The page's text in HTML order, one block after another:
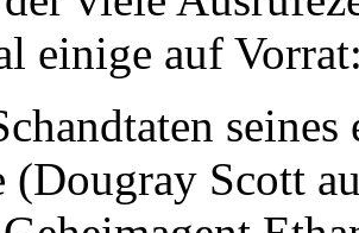
einige auf
(Dougray Scott